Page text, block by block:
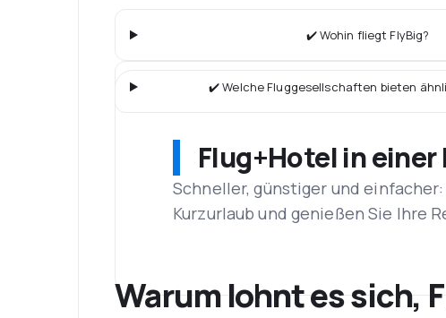
✔️ Wohin fliegt FlyBig?
✔️ Welche Fluggesellschaften bieten
Flug+Hotel in einer
Schneller, günstiger und
Kurzurlaub und genießen Sie Ihre
Warum lohnt es sich,